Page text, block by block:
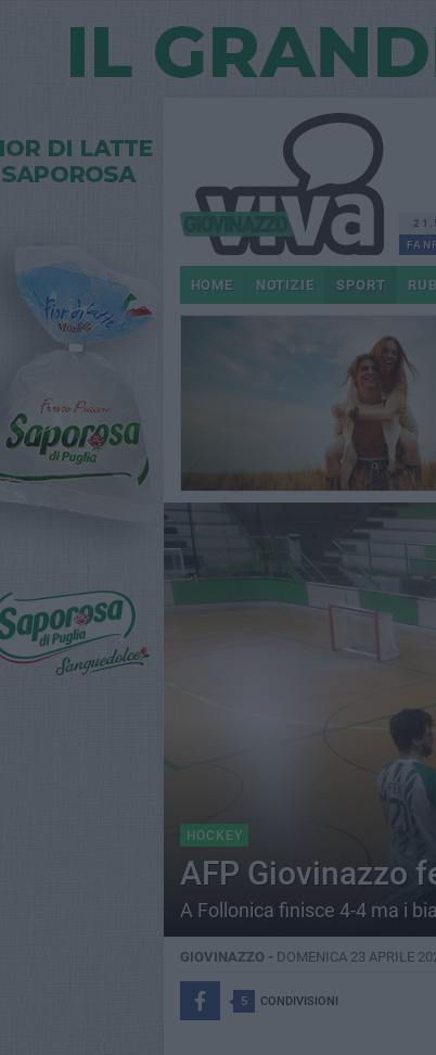
HOME NOTIZIE SPORT
HOCKEY
AFP Giovinazzo
A Follonica finisce 4-4 ma i
GIOVINAZZO - DOMENICA 23 APRILE
5 CONDIVISIONI